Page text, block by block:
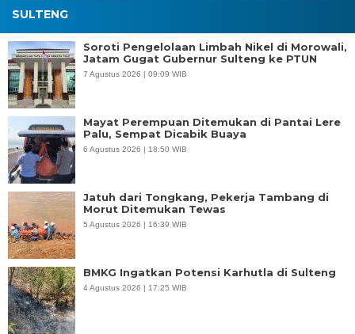
SULTENG
Soroti Pengelolaan Limbah Nikel di Morowali,
Jatam Gugat Gubernur Sulteng ke PTUN
7 Agustus 2026 | 09:09 WIB
Mayat Perempuan Ditemukan di Pantai Lere
Palu, Sempat Dicabik Buaya
6 Agustus 2026 | 18:50 WIB
Jatuh dari Tongkang, Pekerja Tambang di
Morut Ditemukan Tewas
5 Agustus 2026 | 16:39 WIB
BMKG Ingatkan Potensi Karhutla di Sulteng
4 Agustus 2026 | 17:25 WIB